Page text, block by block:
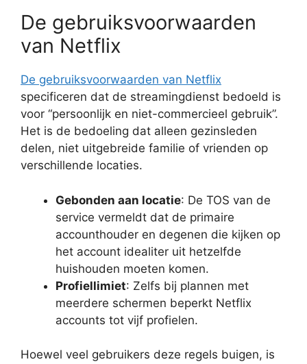
De gebruiksvoorwaarden
van Netflix
De gebruiksvoorwaarden van Netflix
specificeren dat de streamingdienst bedoeld is
voor “persoonlijk en niet-commercieel gebruik”.
Het is de bedoeling dat alleen gezinsleden
delen, niet uitgebreide familie of vrienden op
verschillende locaties.
Gebonden aan locatie: De TOS van de
service vermeldt dat de primaire
accounthouder en degenen die kijken op
het account idealiter uit hetzelfde
huishouden moeten komen.
Profiellimiet: Zelfs bij plannen met
meerdere schermen beperkt Netflix
accounts tot vijf profielen.
Hoewel veel gebruikers deze regels buigen, is